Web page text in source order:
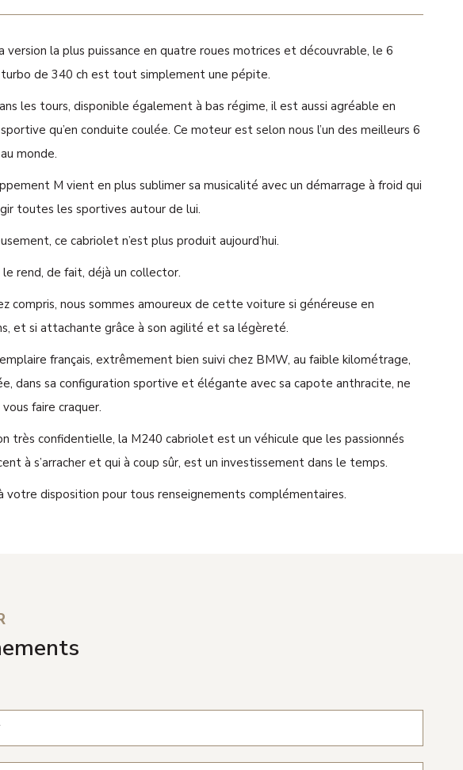
version la plus puissance en quatre roues motrices et découvrable, le 6
de 340 ch est tout simplement une pépite.
les tours, disponible également à bas régime, il est aussi agréable en
qu’en conduite coulée. Ce moteur est selon nous l’un des meilleurs 6
monde.
M vient en plus sublimer sa musicalité avec un démarrage à froid qui
toutes les sportives autour de lui.
ce cabriolet n’est plus produit aujourd’hui.
le rend, de fait, déjà un collector.
compris, nous sommes amoureux de cette voiture si généreuse en
et si attachante grâce à son agilité et sa légèreté.
français, extrêmement bien suivi chez BMW, au faible kilométrage,
dans sa configuration sportive et élégante avec sa capote anthracite, ne
faire craquer.
très confidentielle, la M240 cabriolet est un véhicule que les passionnés
à s’arracher et qui à coup sûr, est un investissement dans le temps.
votre disposition pour tous renseignements complémentaires.